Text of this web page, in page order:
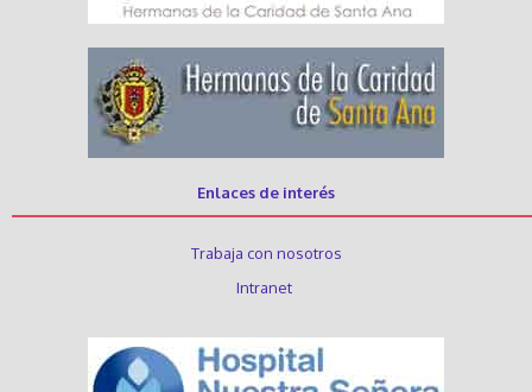
Enlaces de interés
Trabaja con nosotros
Intranet